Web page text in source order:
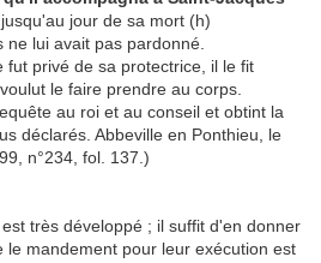
jour de sa mort (h)
lui avait pas pardonné.
fut privé de sa protectrice, il le fit
le faire prendre au corps.
au roi et au conseil et obtint la
déclarés. Abbeville en Ponthieu, le
n°234, fol. 137.)
très développé ; il suffit d'en donner
le mandement pour leur exécution est